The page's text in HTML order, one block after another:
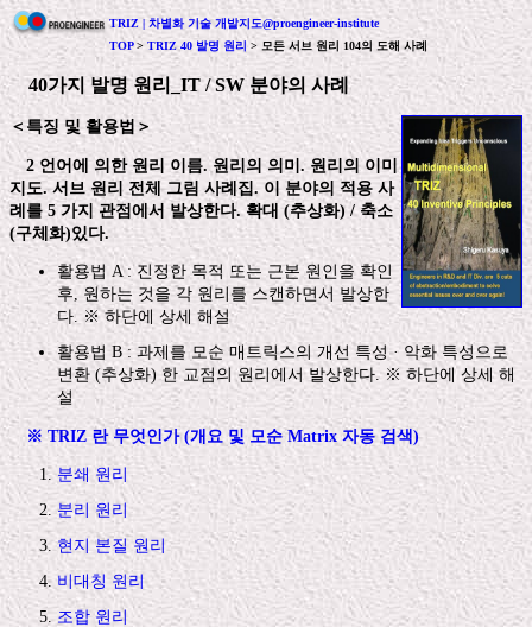
TRIZ | 차별화 기술 개발지도@proengineer-institute
TOP> TRIZ 40 발명 원리 > 모든 서브 원리 104의 도해 사례
40가지 발명 원리_IT / SW 분야의 사례
＜특징 및 활용법＞
2 언어에 의한 원리 이름. 원리의 의미. 원리의 이미
지도. 서브 원리 전체 그림 사례집. 이 분야의 적용 사
례를 5 가지 관점에서 발상한다. 확대 (추상화) / 축소
(구체화)있다.
활용법 A : 진정한 목적 또는 근본 원인을 확인
후, 원하는 것을 각 원리를 스캔하면서 발상한
다. ※ 하단에 상세 해설
활용법 B : 과제를 모순 매트릭스의 개선 특성 · 악화 특성으로
변환 (추상화) 한 교점의 원리에서 발상한다. ※ 하단에 상세 해
설
※ TRIZ 란 무엇인가 (개요 및 모순 Matrix 자동 검색)
분쇄 원리
분리 원리
현지 본질 원리
비대칭 원리
조합 원리